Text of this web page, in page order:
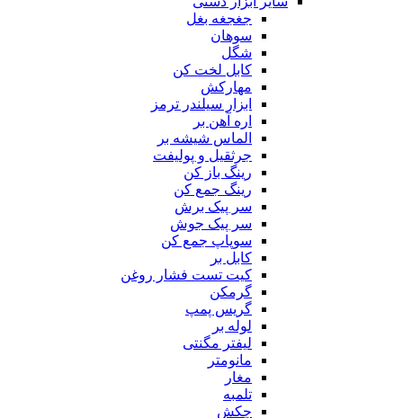
جغجغه بغل
سوهان
شگل
کابل لخت کن
مهارکش
ابزار سیلندر ترمز
اره آهن بر
الماس شیشه بر
جرثقیل و پولیفت
رینگ باز کن
رینگ جمع کن
سر پیک برش
سر پیک جوش
سوپاپ جمع کن
کابل بر
کیت تست فشار روغن
گرمکن
گریس پمپ
لوله بر
لیفتر مگنتی
مانومتر
مغار
تلمبه
چکش